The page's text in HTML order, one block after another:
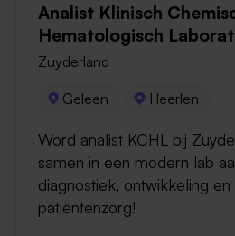
Analist Klinisch
Hematologisch
Zuyderland
Geleen Heerlen
Word analist KCHL bij
samen in een modern lab
diagnostiek, ontwikkeling
patiëntenzorg!